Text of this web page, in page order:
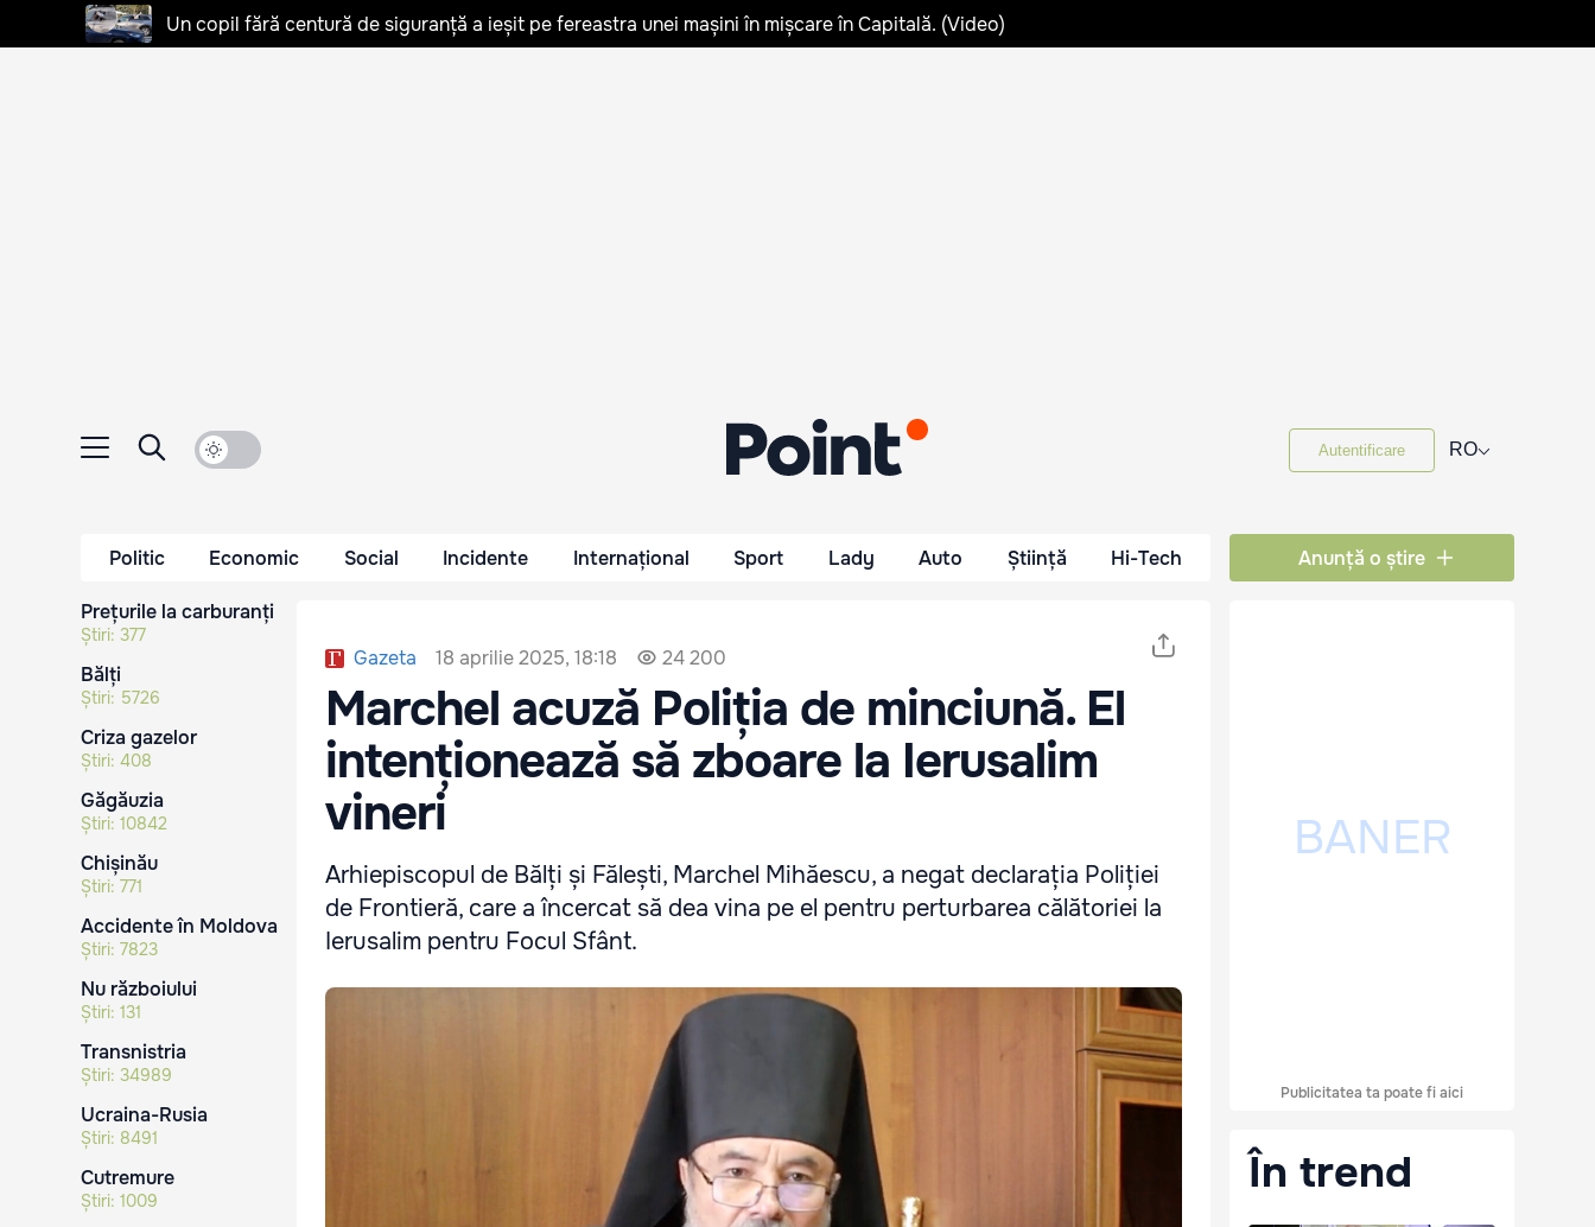
Un copil fără centură de siguranță a ieșit pe fereastra unei mașini în mișcare în Capitală. (Video)
Autentificare RO⌵
Politic Economic Social Incidente Internațional Sport Lady Auto Știință Hi-Tech Anunță o știre
Prețurile la carburanți
Știri: 377
Bălți
Știri: 5726
Criza gazelor
Știri: 408
Găgăuzia
Știri: 10842
Chișinău
Știri: 771
Accidente în Moldova
Știri: 7823
Nu războiului
Știri: 131
Transnistria
Știri: 34989
Ucraina-Rusia
Știri: 8491
Cutremure
Știri: 1009
Gazeta 18 aprilie 2025, 18:18 24 200
Marchel acuză Poliția de minciună. El
intenționează să zboare la Ierusalim
vineri
Arhiepiscopul de Bălți și Fălești, Marchel Mihăescu, a negat declarația Poliției
de Frontieră, care a încercat să dea vina pe el pentru perturbarea călătoriei la
Ierusalim pentru Focul Sfânt.
Publicitatea ta poate fi aici
În trend